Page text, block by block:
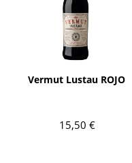
Vermut Lustau ROJO
15,50 €